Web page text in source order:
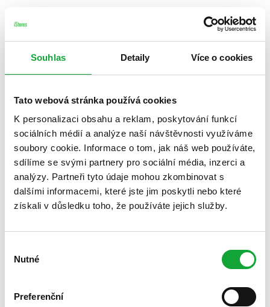
Souhlas Detaily Více o cookies
Tato webová stránka používá cookies
K personalizaci obsahu a reklam, poskytování funkcí
sociálních médií a analýze naší návštěvnosti využíváme
soubory cookie. Informace o tom, jak náš web používáte,
sdílíme se svými partnery pro sociální média, inzerci a
analýzy. Partneři tyto údaje mohou zkombinovat s
dalšími informacemi, které jste jim poskytli nebo které
získali v důsledku toho, že používáte jejich služby.
souhlasu
Nutné
Preferenční